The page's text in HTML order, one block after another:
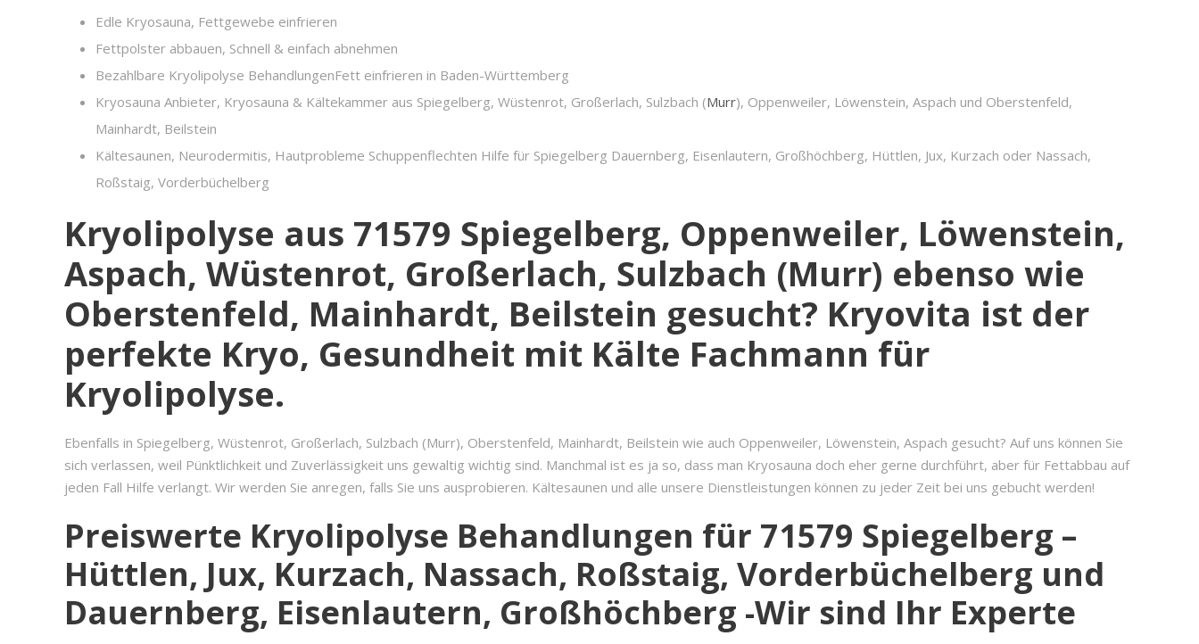
Edle Kryosauna, Fettgewebe einfrieren
Fettpolster abbauen, Schnell & einfach abnehmen
Bezahlbare Kryolipolyse BehandlungenFett einfrieren in Baden-Württemberg
Kryosauna Anbieter, Kryosauna & Kältekammer aus Spiegelberg, Wüstenrot, Großerlach, Sulzbach (Murr), Oppenweiler, Löwenstein, Aspach und Oberstenfeld,
Mainhardt, Beilstein
Kältesaunen, Neurodermitis, Hautprobleme Schuppenflechten Hilfe für Spiegelberg Dauernberg, Eisenlautern, Großhöchberg, Hüttlen, Jux, Kurzach oder Nassach,
Roßstaig, Vorderbüchelberg
Kryolipolyse aus 71579 Spiegelberg, Oppenweiler, Löwenstein,
Aspach, Wüstenrot, Großerlach, Sulzbach (Murr) ebenso wie
Oberstenfeld, Mainhardt, Beilstein gesucht? Kryovita ist der
perfekte Kryo, Gesundheit mit Kälte Fachmann für
Kryolipolyse.
Ebenfalls in Spiegelberg, Wüstenrot, Großerlach, Sulzbach (Murr), Oberstenfeld, Mainhardt, Beilstein wie auch Oppenweiler, Löwenstein, Aspach gesucht? Auf uns können Sie
sich verlassen, weil Pünktlichkeit und Zuverlässigkeit uns gewaltig wichtig sind. Manchmal ist es ja so, dass man Kryosauna doch eher gerne durchführt, aber für Fettabbau auf
jeden Fall Hilfe verlangt. Wir werden Sie anregen, falls Sie uns ausprobieren. Kältesaunen und alle unsere Dienstleistungen können zu jeder Zeit bei uns gebucht werden!
Preiswerte Kryolipolyse Behandlungen für 71579 Spiegelberg –
Hüttlen, Jux, Kurzach, Nassach, Roßstaig, Vorderbüchelberg und
Dauernberg, Eisenlautern, Großhöchberg -Wir sind Ihr Experte